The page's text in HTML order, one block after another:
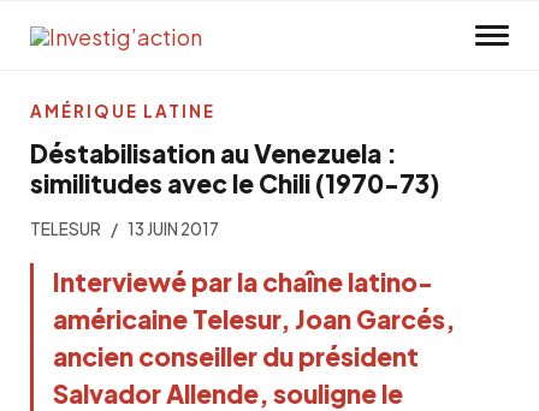
Déstabilisation au Venezuela :
similitudes avec le Chili (1970-73)
TELESUR 13 JUIN 2017
Interviewé par la chaîne latino-
américaine Telesur, Joan Garcés,
ancien conseiller du président
Salvador Allende, souligne le
AMÉRIQUE LATINE